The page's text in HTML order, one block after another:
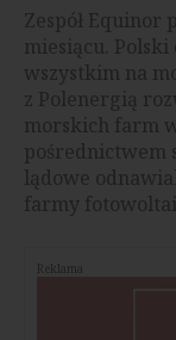
Zespół Equinor
miesiącu.
wszystkim na
z Polenergią
morskich farm
pośrednictwem
lądowe
farmy
Reklama